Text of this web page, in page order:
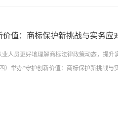
果与创新价值评估，规划专利申请策略，
交流平台，解读前沿规则、剖析典型案例
识产权协会一直致力于为企业提供知识
末年初之季，她希望通过此次学习交流的
价值：商标保护新挑战与实务应
人员更好地理解商标法律政策动态，提
）举办“守护创新价值：商标保护新挑战与